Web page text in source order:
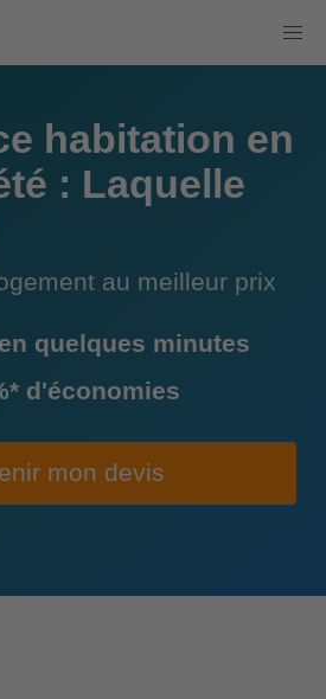
habitation en
: Laquelle
au meilleur prix
quelques minutes
d'économies
mon devis